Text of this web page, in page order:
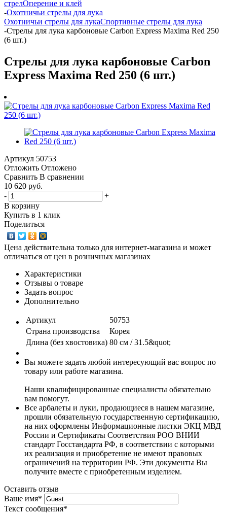
стрелОперение и клей
-Охотничьи стрелы для лука
Охотничьи стрелы для лукаСпортивные стрелы для лука
-Стрелы для лука карбоновые Carbon Express Maxima Red 250
(6 шт.)
Стрелы для лука карбоновые Carbon
Express Maxima Red 250 (6 шт.)
Артикул 50753
Отложить Отложено
Сравнить В сравнении
10 620 руб.
-
+
В корзину
Купить в 1 клик
Поделиться
Цена действительна только для интернет-магазина и может
отличаться от цен в розничных магазинах
Характеристики
Отзывы о товаре
Задать вопрос
Дополнительно
Артикул
50753
Страна производства
Корея
Длина (без хвостовика) 80 см / 31.5&quot;
Вы можете задать любой интересующий вас вопрос по
товару или работе магазина.
Наши квалифицированные специалисты обязательно
вам помогут.
Все арбалеты и луки, продающиеся в нашем магазине,
прошли обязательную государственную сертификацию,
на них оформлены Информационные листки ЭКЦ МВД
России и Сертификаты Соответствия РОО ВНИИ
стандарт Госстандарта РФ, в соответствии с которыми
их реализация и приобретение не имеют правовых
ограничений на территории РФ. Эти документы Вы
получите вместе с приобретенным изделием.
Оставить отзыв
Ваше имя*
Текст сообщения*